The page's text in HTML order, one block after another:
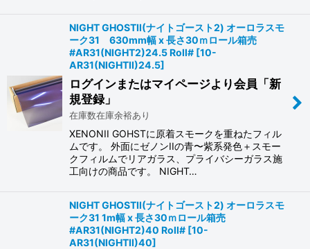
NIGHT GHOSTII(ナイトゴースト2) オーロラスモ
ーク31 630mm幅 x 長さ30ｍロール箱売
#AR31(NIGHT2)24.5 Roll# [10-
AR31(NIGHTII)24.5]
ログインまたはマイページより会員「新
規登録」
在庫数在庫余裕あり
XENONII GOHSTに原着スモークを重ねたフィル
ムです。 外面にゼノンIIの青〜紫系発色＋スモー
クフィルムでリアガラス、プライバシーガラス施
工向けの商品です。 NIGHT…
NIGHT GHOSTII(ナイトゴースト2) オーロラスモ
ーク31 1m幅 x 長さ30ｍロール箱売
#AR31(NIGHT2)40 Roll# [10-
AR31(NIGHTII)40]